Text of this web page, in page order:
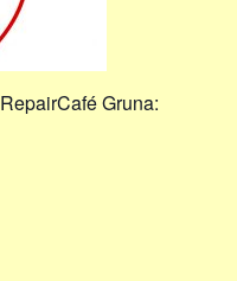
RepairCafé Gruna: